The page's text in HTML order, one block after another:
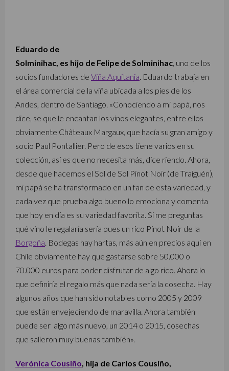
Eduardo de
Solminihac, es hijo de Felipe de Solminihac , uno de los
socios fundadores de Viña Aquitania . Eduardo trabaja en
el área comercial de la viña ubicada a los pies de los
Andes, dentro de Santiago. «Conociendo a mi papá, nos
dice, se que le encantan los vinos elegantes, entre ellos
obviamente Châteaux Margaux, que hacía su gran amigo y
socio Paul Pontallier. Pero de esos tiene varios en su
colección, así es que no necesita más, dice riendo. Ahora,
desde que hacemos el Sol de Sol Pinot Noir (de Traiguén),
mi papá se ha transformado en un fan de esta variedad, y
cada vez que prueba algo bueno lo emociona y comenta
que hoy en día es su variedad favorita. Si me preguntas
qué vino le regalaría sería pues un rico Pinot Noir de la
Borgoña . Bodegas hay hartas, más aún en precios aquí en
Chile obviamente hay que gastarse sobre 50.000 o
70.000 euros para poder disfrutar de algo rico. Ahora lo
que definiría el regalo más que nada sería la cosecha. Hay
algunos años que han sido notables como 2005 y 2009
que están envejeciendo de maravilla. Ahora también
puede ser algo más nuevo, un 2014 o 2015, cosechas
que salieron muy buenas también».
Verónica Cousiño , hija de Carlos Cousiño,